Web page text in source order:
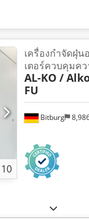
10
Bitburg
เครื่องกำจัดฝุ่
เตอร์ควบคุมค
AL-KO /
FU